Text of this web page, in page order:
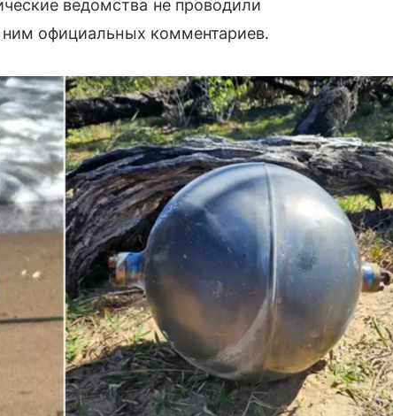
ведомства не проводили
ним официальных комментариев.